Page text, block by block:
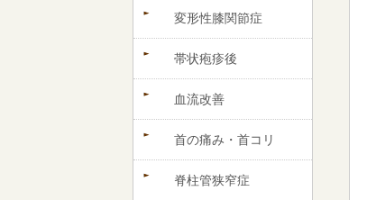
変形性膝関節症
帯状疱疹後
血流改善
首の痛み・首コリ
脊柱管狭窄症